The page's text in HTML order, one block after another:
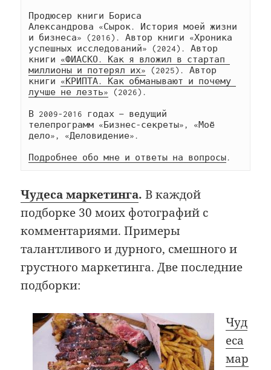
Продюсер книги Бориса
Александрова «Сырок. История моей жизни
и бизнеса» (2016). Автор книги «Хроника
успешных исследований» (2024). Автор
книги «ФИАСКО. Как я вложил в стартап
миллионы и потерял их» (2025). Автор
книги «КРИПТА. Как обманывают и почему
лучше не лезть» (2026).
В 2009-2016 годах — ведущий
телепрограмм «Бизнес-секреты», «Моё
дело», «Деловидение».
Подробнее обо мне и ответы на вопросы.
Чудеса маркетинга.В каждой
подборке 30 моих фотографий с
комментариями. Примеры
талантливого и дурного, смешного и
грустного маркетинга. Две последние
подборки:
Чуд
еса
мар